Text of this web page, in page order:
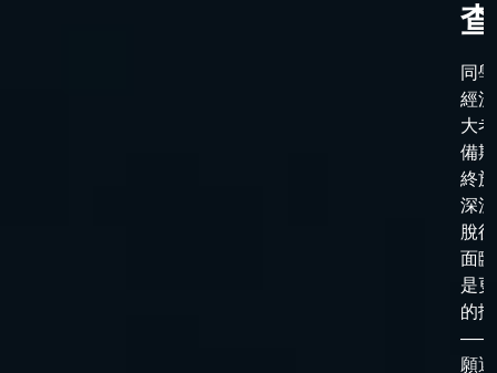
同
經
大
備
終
深
脫
面
是
的
——
願選